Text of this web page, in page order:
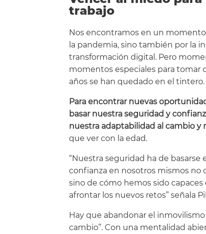
trabajo
Nos encontramos en un
la pandemia, sino también por la
transformación digital. Pero
momentos especiales para tomar
años se han quedado en el tintero.
Para encontrar nuevas
basar nuestra seguridad y
nuestra adaptabilidad al cambio y
que ver con la edad.
“Nuestra seguridad ha de
confianza en nosotros mismos no
sino de cómo hemos sido
afrontar los nuevos retos” señala
Hay que abandonar el
cambio”. Con una mentalidad